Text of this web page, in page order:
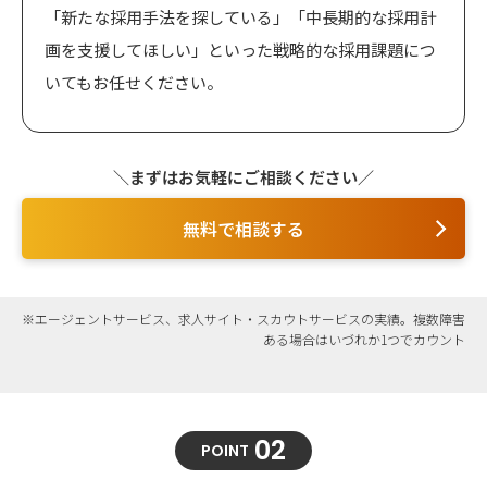
「新たな採用手法を探している」「中長期的な採用計
画を支援してほしい」といった戦略的な採用課題につ
いてもお任せください。
まずはお気軽にご相談ください
無料で相談する
※エージェントサービス、求人サイト・スカウトサービスの実績。複数障害
ある場合はいづれか1つでカウント
POINT 02